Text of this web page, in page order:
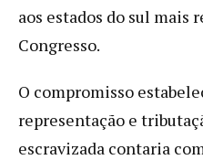
aos estados do sul mais
Congresso.
O compromisso
representação e
escravizada contaria